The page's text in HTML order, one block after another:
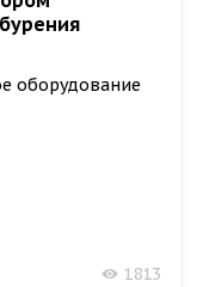
оборудование
1813